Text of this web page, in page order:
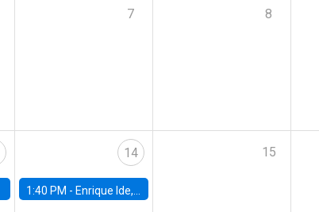
7 8
14
1:40 PM - Enrique Ide, IESE
15